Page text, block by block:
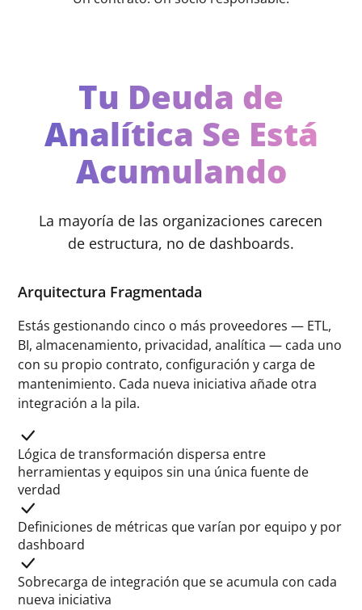
Tu Deuda de
Analítica Se Está
Acumulando
La mayoría de las organizaciones carecen
de estructura, no de dashboards.
Arquitectura Fragmentada
Estás gestionando cinco o más proveedores — ETL,
BI, almacenamiento, privacidad, analítica — cada uno
con su propio contrato, configuración y carga de
mantenimiento. Cada nueva iniciativa añade otra
integración a la pila.
Lógica de transformación dispersa entre
herramientas y equipos sin una única fuente de
verdad
Definiciones de métricas que varían por equipo y por
dashboard
Sobrecarga de integración que se acumula con cada
nueva iniciativa